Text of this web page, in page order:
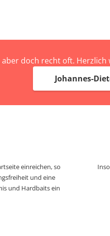
doch recht oft.
Johannes-
einreichen, so
und eine
und Hardbaits ein